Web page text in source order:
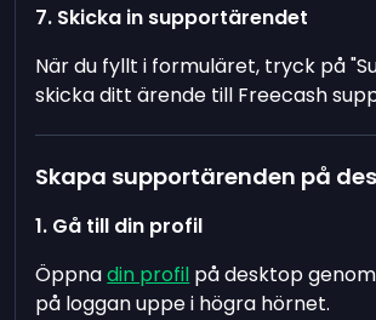
7. Skicka in supportärendet
När du fyllt i formuläret, tryck på
skicka ditt ärende till Freecash
Skapa supportärenden på
1. Gå till din profil
Öppnadin profil på desktop
på loggan uppe i högra hörnet.